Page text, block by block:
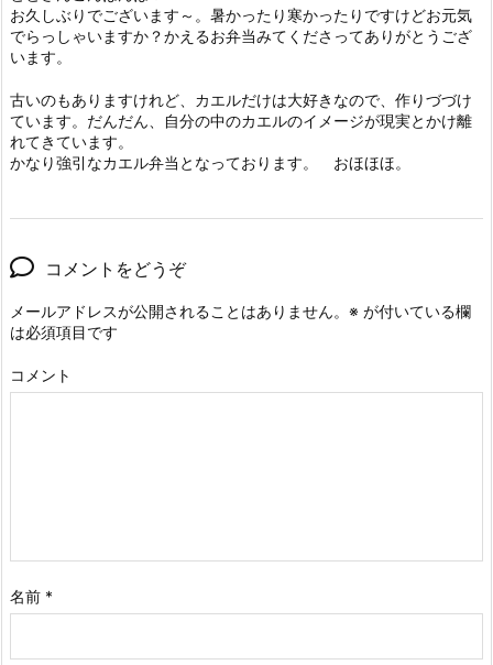
お久しぶりでございます～。暑かったり寒かったりですけどお元気
でらっしゃいますか？かえるお弁当みてくださってありがとうござ
います。
古いのもありますけれど、カエルだけは大好きなので、作りづづけ
ています。だんだん、自分の中のカエルのイメージが現実とかけ離
れてきています。
かなり強引なカエル弁当となっております。 おほほほ。
コメントをどうぞ
メールアドレスが公開されることはありません。 ※ が付いている欄
は必須項目です
コメント
名前 *